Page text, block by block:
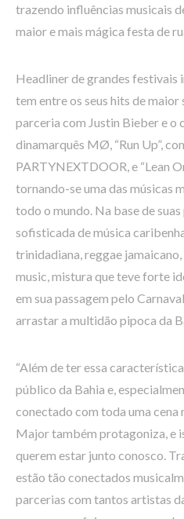
trazendo influências musicais
maior e mais mágica festa de
Headliner de grandes festivais
tem entre os seus hits de maior
parceria com Justin Bieber e o
dinamarquês MØ, “Run Up”,
PARTYNEXTDOOR, e “Lean
tornando-se uma das músicas
todo o mundo. Na base de
sofisticada de música
trinidadiana, reggae
music, mistura que teve forte
em sua passagem pelo
arrastar a multidão pipoca da
“Além de ter essa
público da Bahia e,
conectado com toda uma cena
Major também protagoniza, e
querem estar junto conosco.
estão tão conectados
parcerias com tantos artistas